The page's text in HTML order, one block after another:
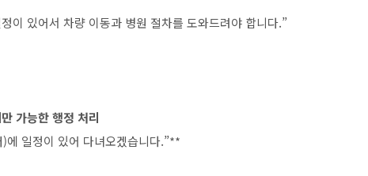
이 있어서 차량 이동과 병원 절차를 도와드려야 합니다.”
가능한 행정 처리
에 일정이 있어 다녀오겠습니다.”**